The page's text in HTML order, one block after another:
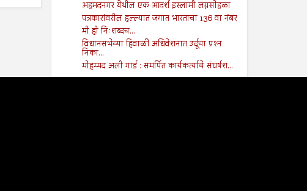
अहमदनगर येथील एक आदर्श इस्लामी लग्नसोहळा
पत्रकारांवरील हल्ल्यात जगात भारताचा 136 वा नंबर
मी ही निःशब्दच...
विधानसभेच्या हिवाळी अधिवेशनात उर्दूचा प्रश्‍न
निका...
मोहम्मद अली गार्ड : समर्पित कार्यकर्त्याचे संघर्षश...
►2017(141)